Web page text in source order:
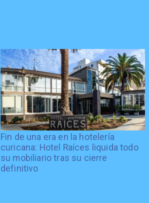
Fin de una era en la hotelería
curicana: Hotel Raíces liquida todo
su mobiliario tras su cierre
definitivo